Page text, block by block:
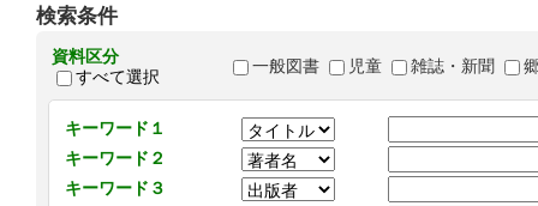
検索条件
資料区分
すべて選択
一般図書 児童 雑誌・新聞
キーワード１
キーワード２
キーワード３